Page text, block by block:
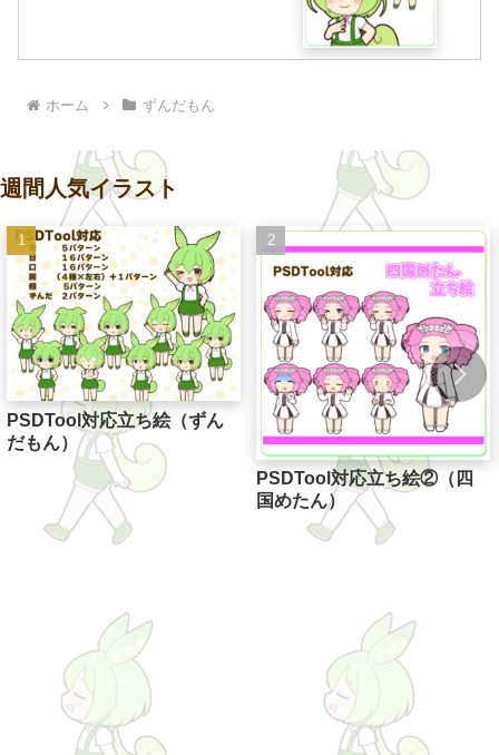
ホーム ずんだもん
週間人気イラスト
PSDTool対応立ち絵（ずん
だもん）
PSDTool対応立ち絵②（四
国めたん）